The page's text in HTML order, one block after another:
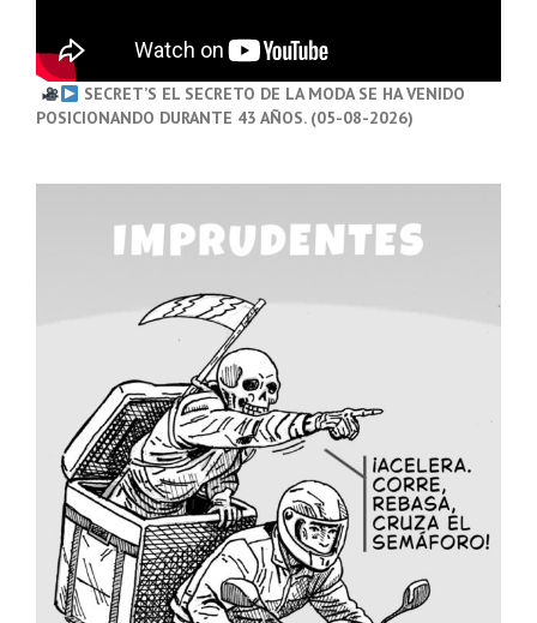
SECRET’S EL SECRETO DE LA MODA SE HA VENIDO
POSICIONANDO DURANTE 43 AÑOS. (05-08-2026)